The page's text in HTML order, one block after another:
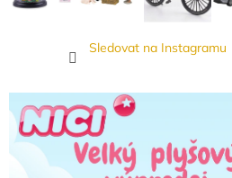
Sledovat na Instagramu